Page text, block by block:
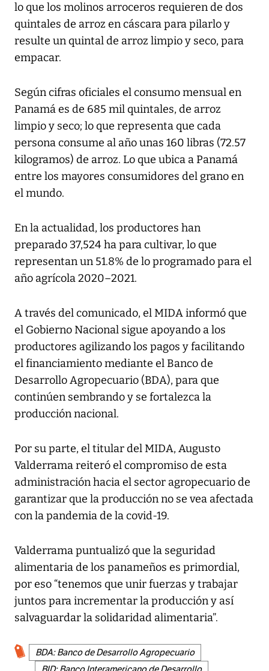
lo que los molinos arroceros requieren de dos
quintales de arroz en cáscara para pilarlo y
resulte un quintal de arroz limpio y seco, para
empacar.
Según cifras oficiales el consumo mensual en
Panamá es de 685 mil quintales, de arroz
limpio y seco; lo que representa que cada
persona consume al año unas 160 libras (72.57
kilogramos) de arroz. Lo que ubica a Panamá
entre los mayores consumidores del grano en
el mundo.
En la actualidad, los productores han
preparado 37,524 ha para cultivar, lo que
representan un 51.8% de lo programado para el
año agrícola 2020–2021.
A través del comunicado, el MIDA informó que
el Gobierno Nacional sigue apoyando a los
productores agilizando los pagos y facilitando
el financiamiento mediante el Banco de
Desarrollo Agropecuario (BDA), para que
continúen sembrando y se fortalezca la
producción nacional.
Por su parte, el titular del MIDA, Augusto
Valderrama reiteró el compromiso de esta
administración hacia el sector agropecuario de
garantizar que la producción no se vea afectada
con la pandemia de la covid-19.
Valderrama puntualizó que la seguridad
alimentaria de los panameños es primordial,
por eso “tenemos que unir fuerzas y trabajar
juntos para incrementar la producción y así
salvaguardar la solidaridad alimentaria”.
BDA: Banco de Desarrollo Agropecuario